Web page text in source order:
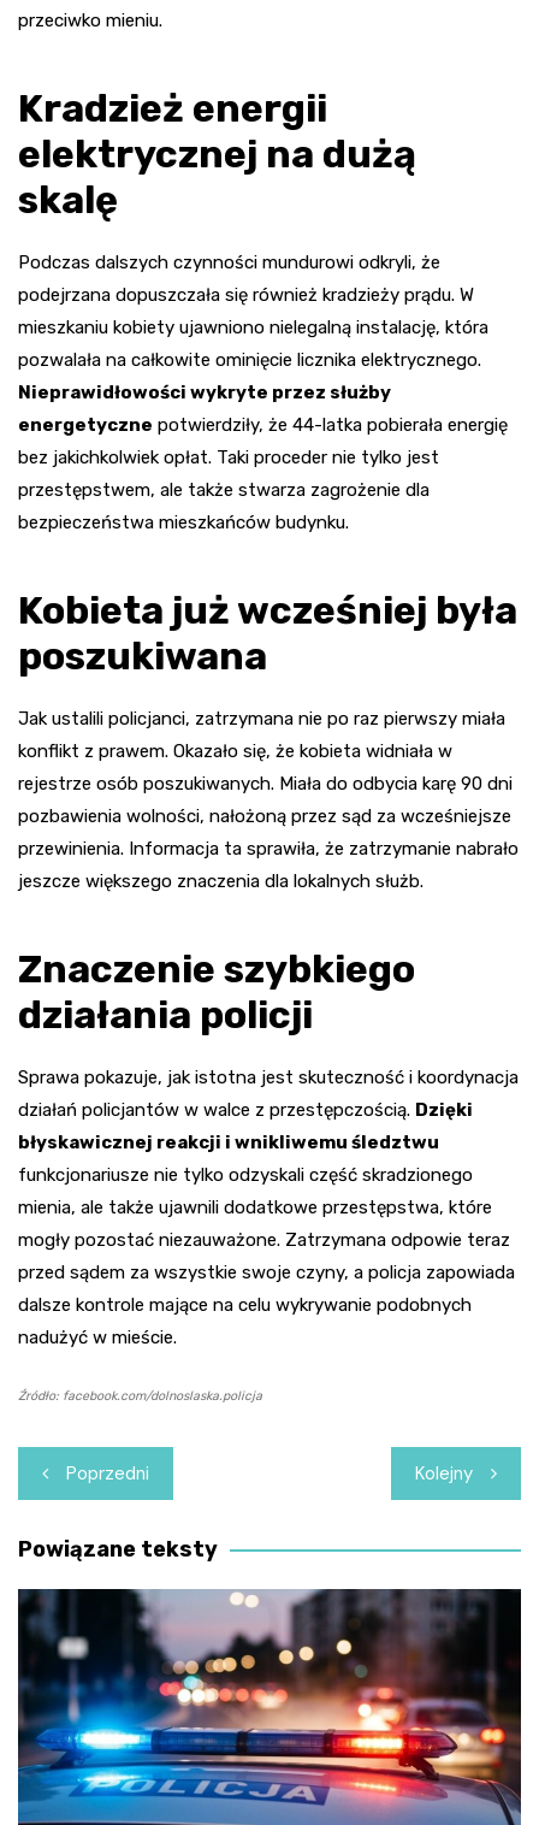
przeciwko mieniu.
Kradzież energii
elektrycznej na dużą
skalę
Podczas dalszych czynności mundurowi odkryli, że
podejrzana dopuszczała się również kradzieży prądu. W
mieszkaniu kobiety ujawniono nielegalną instalację, która
pozwalała na całkowite ominięcie licznika elektrycznego.
Nieprawidłowości wykryte przez służby
energetyczne potwierdziły, że 44-latka pobierała energię
bez jakichkolwiek opłat. Taki proceder nie tylko jest
przestępstwem, ale także stwarza zagrożenie dla
bezpieczeństwa mieszkańców budynku.
Kobieta już wcześniej była
poszukiwana
Jak ustalili policjanci, zatrzymana nie po raz pierwszy miała
konflikt z prawem. Okazało się, że kobieta widniała w
rejestrze osób poszukiwanych. Miała do odbycia karę 90 dni
pozbawienia wolności, nałożoną przez sąd za wcześniejsze
przewinienia. Informacja ta sprawiła, że zatrzymanie nabrało
jeszcze większego znaczenia dla lokalnych służb.
Znaczenie szybkiego
działania policji
Sprawa pokazuje, jak istotna jest skuteczność i koordynacja
działań policjantów w walce z przestępczością. Dzięki
błyskawicznej reakcji i wnikliwemu śledztwu
funkcjonariusze nie tylko odzyskali część skradzionego
mienia, ale także ujawnili dodatkowe przestępstwa, które
mogły pozostać niezauważone. Zatrzymana odpowie teraz
przed sądem za wszystkie swoje czyny, a policja zapowiada
dalsze kontrole mające na celu wykrywanie podobnych
nadużyć w mieście.
Źródło: facebook.com/dolnoslaska.policja
Nawigacja
wpisu
Poprzedni Kolejny
Powiązane teksty